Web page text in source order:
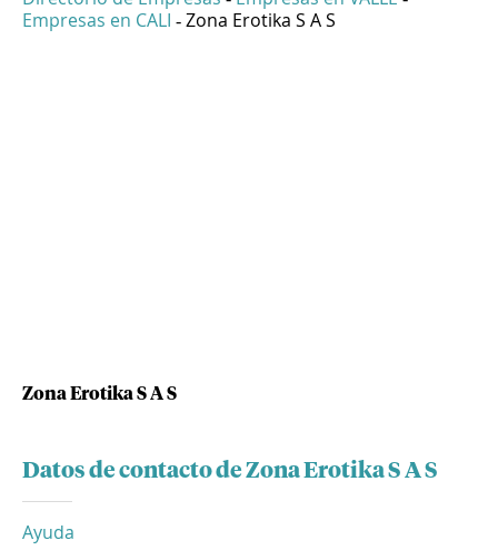
Empresas en CALI - Zona Erotika S A S
Zona Erotika S A S
Datos de contacto de Zona Erotika S A S
Ayuda